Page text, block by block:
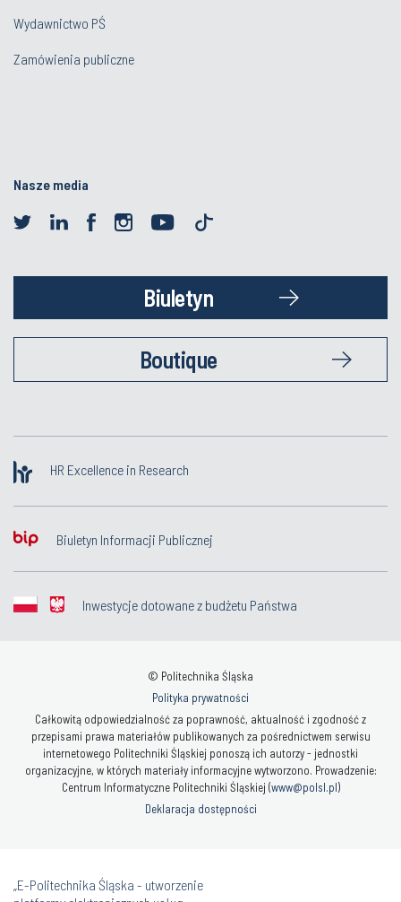
Wydawnictwo PŚ
Zamówienia publiczne
Nasze media
Biuletyn
Boutique
HR Excellence in Research
Biuletyn Informacji Publicznej
Inwestycje dotowane z budżetu Państwa
© Politechnika Śląska
Polityka prywatności
Całkowitą odpowiedzialność za poprawność, aktualność i zgodność z
przepisami prawa materiałów publikowanych za pośrednictwem serwisu
internetowego Politechniki Śląskiej ponoszą ich autorzy - jednostki
organizacyjne, w których materiały informacyjne wytworzono. Prowadzenie:
Centrum Informatyczne Politechniki Śląskiej (www@polsl.pl)
Deklaracja dostępności
„E-Politechnika Śląska - utworzenie